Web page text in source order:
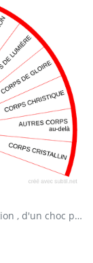
Décalage corps subtils a la suite d'une émotion , d'un choc physique ou psychique